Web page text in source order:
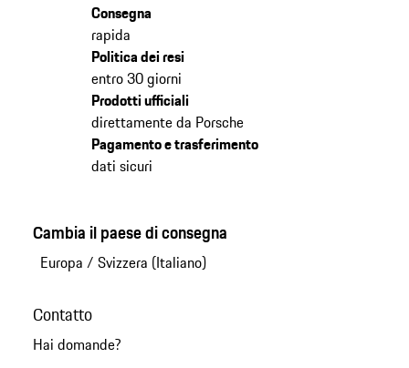
Consegna
rapida
Politica dei resi
entro 30 giorni
Prodotti ufficiali
direttamente da Porsche
Pagamento e trasferimento
dati sicuri
Cambia il paese di consegna
Europa / Svizzera (Italiano)
Contatto
Hai domande?